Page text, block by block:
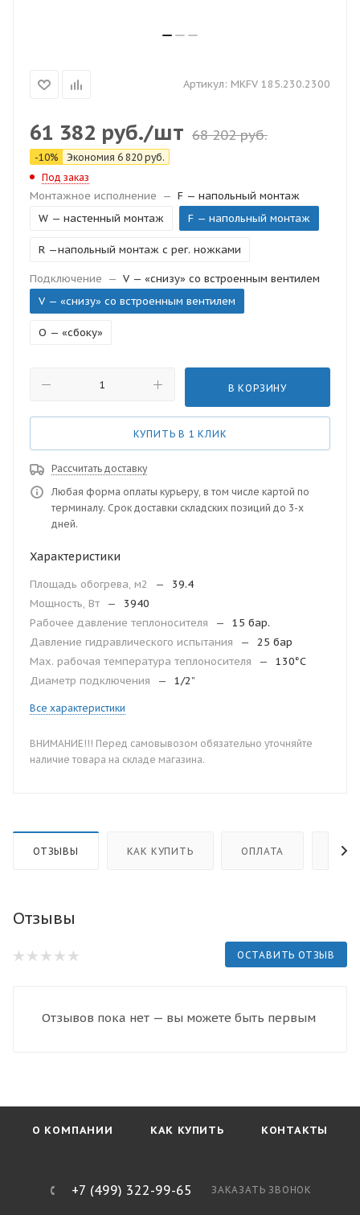
Артикул: MKFV 185.230.2300
61 382 руб./шт 68 202руб.
-10% Экономия 6 820 руб.
Под заказ
Монтажное исполнение — F — напольный монтаж
W — настенный монтаж
F — напольный монтаж
R —напольный монтаж с рег. ножками
Подключение — V — «снизу» со встроенным вентилем
V — «снизу» со встроенным вентилем
O — «сбоку»
В КОРЗИНУ
КУПИТЬ В 1 КЛИК
Рассчитать доставку
Любая форма оплаты курьеру, в том числе картой по
терминалу. Срок доставки складских позиций до 3-х
дней.
Характеристики
Площадь обогрева, м2 —
39.4
Мощность, Вт
—
3940
Рабочее давление теплоносителя
—
15 бар.
Давление гидравлического испытания
—
25 бар
Мax. рабочая температура теплоносителя
—
130°С
Диаметр подключения
— 1/2”
Все характеристики
ВНИМАНИЕ!!! Перед самовывозом обязательно уточняйте
наличие товара на складе магазина.
ОТЗЫВЫ КАК КУПИТЬ ОПЛАТА
Отзывы
ОСТАВИТЬ ОТЗЫВ
Отзывов пока нет — вы можете быть первым
О КОМПАНИИ КАК КУПИТЬ КОНТАКТЫ
+7 (499) 322-99-65 ЗАКАЗАТЬ ЗВОНОК